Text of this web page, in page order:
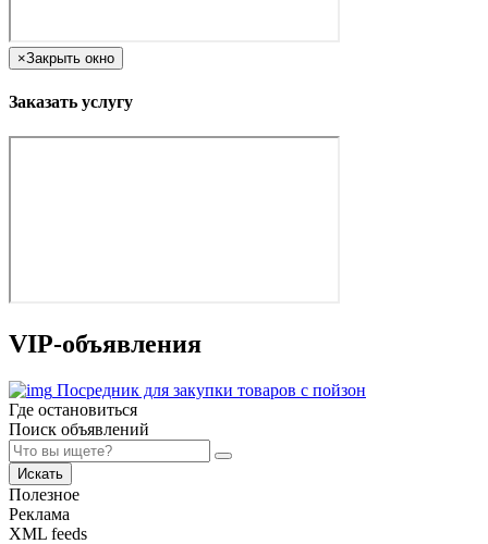
×Закрыть окно
Заказать услугу
VIP-объявления
Посредник для закупки товаров с пойзон
Где остановиться
Поиск объявлений
Искать
Полезное
Реклама
XML feeds